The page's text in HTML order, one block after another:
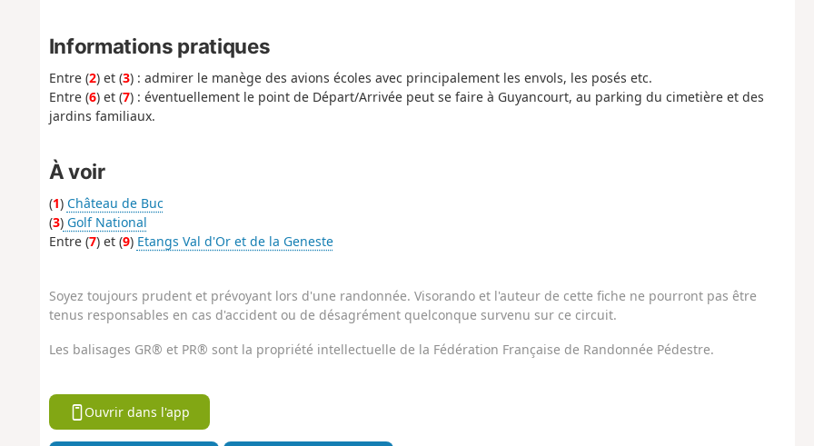
Informations pratiques
Entre (2) et (3) : admirer le manège des avions écoles avec principalement les envols, les posés etc.
Entre (6) et (7) : éventuellement le point de Départ/Arrivée peut se faire à Guyancourt, au parking du cimetière et des
jardins familiaux.
À voir
(1) Château de Buc
(3)Golf National
Entre (7) et (9) Etangs Val d'Or et de la Geneste
Soyez toujours prudent et prévoyant lors d'une randonnée. Visorando et l'auteur de cette fiche ne pourront pas être
tenus responsables en cas d'accident ou de désagrément quelconque survenu sur ce circuit.
Les balisages GR® et PR® sont la propriété intellectuelle de la Fédération Française de Randonnée Pédestre.
Ouvrir dans l'app